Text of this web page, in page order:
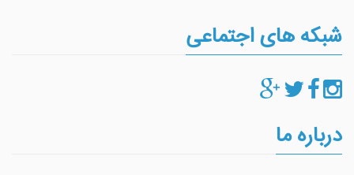
شبکه های اجتماعی
درباره ما